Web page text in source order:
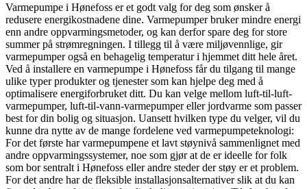
Varmepumpe i Hønefoss er et godt valg for deg som ønsker å
redusere energikostnadene dine. Varmepumper bruker mindre energi
enn andre oppvarmingsmetoder, og kan derfor spare deg for store
summer på strømregningen. I tillegg til å være miljøvennlige, gir
varmepumper også en behagelig temperatur i hjemmet ditt hele året.
Ved å installere en varmepumpe i Hønefoss får du tilgang til mange
ulike typer produkter og tjenester som kan hjelpe deg med å
optimalisere energiforbruket ditt. Du kan velge mellom luft-til-luft-
varmepumper, luft-til-vann-varmepumper eller jordvarme som passer
best for din bolig og situasjon. Uansett hvilken type du velger, vil du
kunne dra nytte av de mange fordelene ved varmepumpeteknologi:
For det første har varmepumpene et lavt støynivå sammenlignet med
andre oppvarmingssystemer, noe som gjør at de er ideelle for folk
som bor sentralt i Hønefoss eller andre steder der støy er et problem.
For det andre har de fleksible installasjonsalternativer slik at du kan